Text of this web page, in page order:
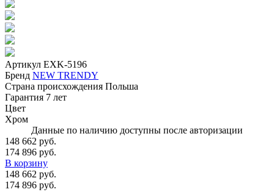
Артикул EXK-5196
Бренд NEW TRENDY
Страна происхождения Польша
Гарантия 7 лет
Цвет
Хром
Данные по наличию доступны после авторизации
148 662 руб.
174 896 руб.
В корзину
148 662 руб.
174 896 руб.